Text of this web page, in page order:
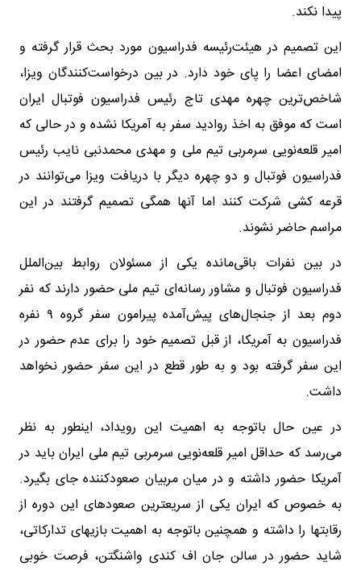
پیدا نکند.
این تصمیم در هیئت‌رئیسه فدراسیون مورد بحث قرار گرفته و
امضای اعضا را پای خود دارد. در بین درخواست‌کنندگان ویزا،
شاخص‌ترین چهره مهدی تاج رئیس فدراسیون فوتبال ایران
است که موفق به اخذ روادید سفر به آمریکا نشده و در حالی که
امیر قلعه‌نویی سرمربی تیم ملی و مهدی محمدنبی نایب رئیس
فدراسیون فوتبال و دو چهره دیگر با دریافت ویزا می‌توانند در
قرعه کشی شرکت کنند اما آنها همگی تصمیم گرفتند در این
مراسم حاضر نشوند.
در بین نفرات باقی‌مانده یکی از مسئولان روابط بین‌الملل
فدراسیون فوتبال و مشاور رسانه‌ای تیم ملی حضور دارند که نفر
دوم بعد از جنجال‌های پیش‌آمده پیرامون سفر گروه ۹ نفره
فدراسیون به آمریکا، از قبل تصمیم خود را برای عدم حضور در
این سفر گرفته بود و به طور قطع در این سفر حضور نخواهد
داشت.
در عین حال باتوجه به اهمیت این رویداد، اینطور به نظر
می‌رسد که حداقل امیر قلعه‌نویی سرمربی تیم ملی ایران باید در
آمریکا حضور داشته و در میان مربیان صعودکننده جای بگیرد.
به خصوص که ایران یکی از سریعترین صعودهای این دوره از
رقابتها را داشته و همچنین باتوجه به اهمیت بازیهای تدارکاتی،
شاید حضور در سالن جان اف کندی واشنگتن، فرصت خوبی